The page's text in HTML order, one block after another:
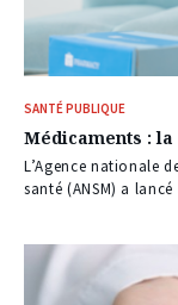
SANTÉ PUBLIQUE
Médicaments :
L’Agence nationale
santé (ANSM) a